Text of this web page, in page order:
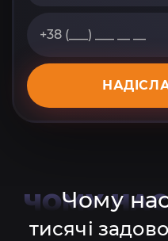
Чому
тисячі
ЧОМУ